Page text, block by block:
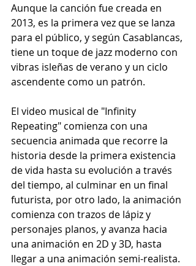
Aunque la canción fue creada en
2013, es la primera vez que se lanza
para el público, y según Casablancas,
tiene un toque de jazz moderno con
vibras isleñas de verano y un ciclo
ascendente como un patrón.
El video musical de "Infinity
Repeating" comienza con una
secuencia animada que recorre la
historia desde la primera existencia
de vida hasta su evolución a través
del tiempo, al culminar en un final
futurista, por otro lado, la animación
comienza con trazos de lápiz y
personajes planos, y avanza hacia
una animación en 2D y 3D, hasta
llegar a una animación semi-realista.